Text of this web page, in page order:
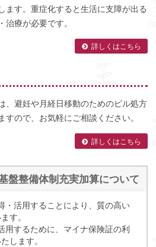
ます。重症化すると生活に支障が出る
治療が必要です。
詳しくはこちら
、避妊や月経日移動のためのピル処方
すので、お気軽にご相談ください。
詳しくはこちら
盤整備体制充実加算について
・活用することにより、質の高い
す。
用するために、マイナ保険証の利
します。